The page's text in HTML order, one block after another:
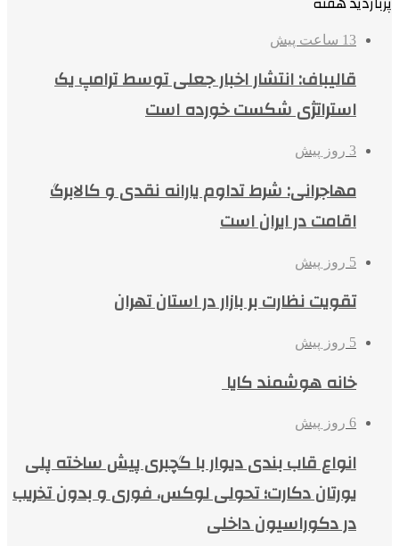
13 ساعت پیش
قالیباف: انتشار اخبار جعلی توسط ترامپ یک
استراتژی شکست خورده است
3 روز پیش
مهاجرانی: شرط تداوم یارانه نقدی و کالابرگ
اقامت در ایران است
5 روز پیش
تقویت نظارت بر بازار در استان تهران
5 روز پیش
خانه هوشمند کایا
6 روز پیش
انواع قاب بندی دیوار با گچبری پیش ساخته پلی
یورتان دکارت؛ تحولی لوکس، فوری و بدون تخریب
در دکوراسیون داخلی